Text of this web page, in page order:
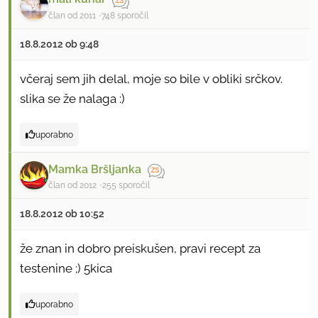
a
o
a
o
a
k
i
a
z
b
3x priporočeno
član od 2011 748 sporočil
18.8.2012 ob 9:48
včeraj sem jih delal, moje so bile v obliki srčkov.
slika se že nalaga :)
uporabno
Mamka Bršljanka
član od 2012 255 sporočil
18.8.2012 ob 10:52
že znan in dobro preiskušen, pravi recept za
testenine ;) 5kica
uporabno